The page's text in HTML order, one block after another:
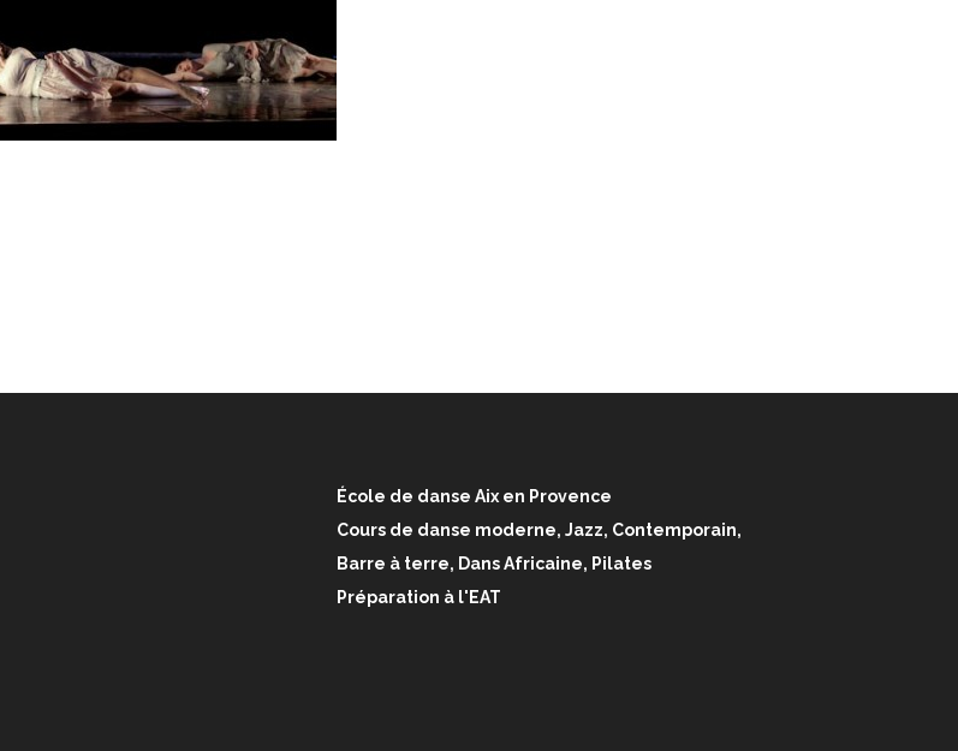
École de danse Aix en Provence
Cours de danse moderne, Jazz, Contemporain,
Barre à terre, Dans Africaine, Pilates
Préparation à l'EAT